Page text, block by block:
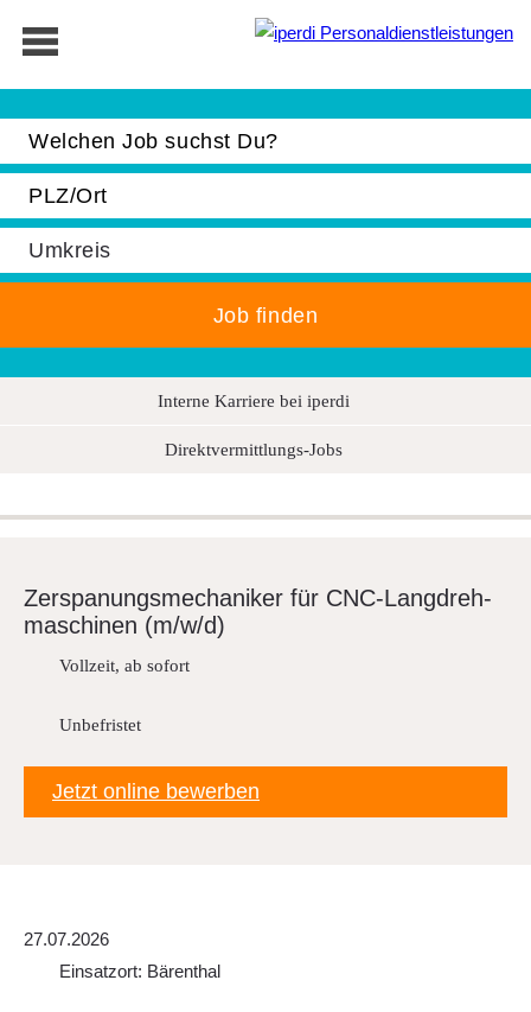
Interne Karriere bei iperdi
Direktvermittlungs-Jobs
Zerspa­nungs­me­cha­niker für CNC-Lang­dreh­
ma­schinen (m/w/d)
Vollzeit, ab sofort
Unbefristet
Jetzt online bewerben
27.07.2026
Einsatzort: Bärenthal
Jobbörse
Bewerber
Unternehmen
Über iperdi
FAQ
Sitemap